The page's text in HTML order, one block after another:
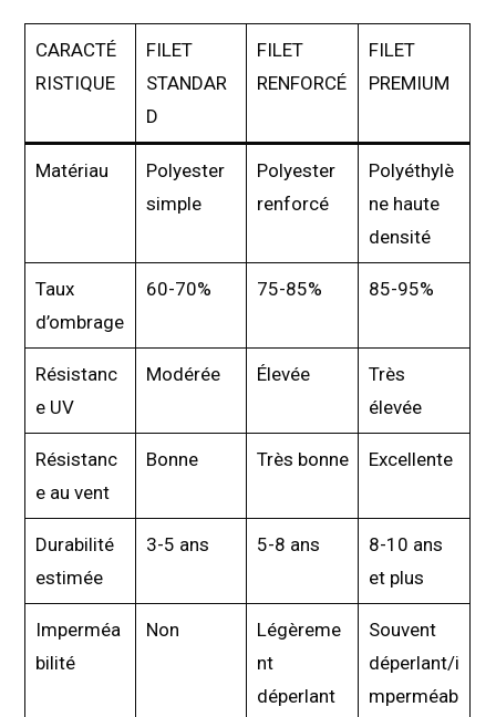
CARACTÉ
RISTIQUE
FILET
STANDAR
D
FILET
RENFORCÉ
FILET
PREMIUM
Matériau
Polyester
simple
Polyester
renforcé
Polyéthylè
ne haute
densité
Taux
d’ombrage
60-70% 75-85% 85-95%
Résistanc
e UV
Modérée Élevée
Très
élevée
Résistanc
e au vent
Bonne Très bonne Excellente
Durabilité
estimée
3-5 ans 5-8 ans
8-10 ans
et plus
Imperméa
bilité
Non
Légèreme
nt
déperlant
Souvent
déperlant/i
mperméab